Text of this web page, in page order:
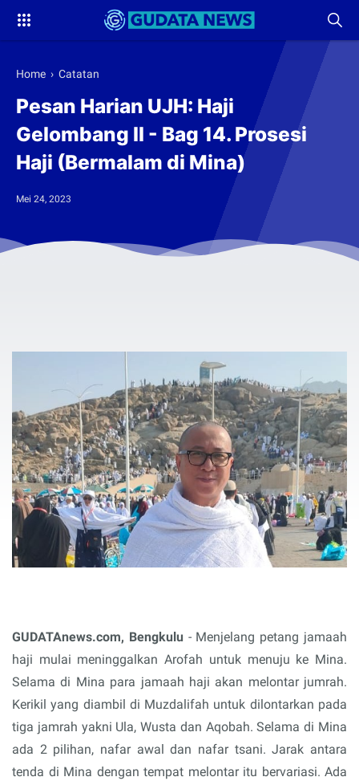
Home › Catatan
Pesan Harian UJH: Haji
Gelombang II - Bag 14. Prosesi
Haji (Bermalam di Mina)
Mei 24, 2023
GUDATAnews.com, Bengkulu - Menjelang petang jamaah
haji mulai meninggalkan Arofah untuk menuju ke Mina.
Selama di Mina para jamaah haji akan melontar jumrah.
Kerikil yang diambil di Muzdalifah untuk dilontarkan pada
tiga jamrah yakni Ula, Wusta dan Aqobah. Selama di Mina
ada 2 pilihan, nafar awal dan nafar tsani. Jarak antara
tenda di Mina dengan tempat melontar itu bervariasi. Ada